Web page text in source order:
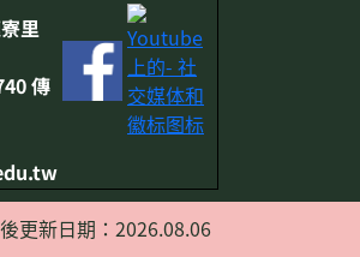
里
傳
更新日期：2026.08.06